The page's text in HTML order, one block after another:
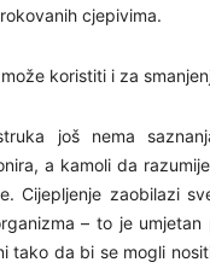
cjepivima.
koristiti i za
još nema
a kamoli da
Cijepljenje zaobilazi
– to je
tako da bi se mogli